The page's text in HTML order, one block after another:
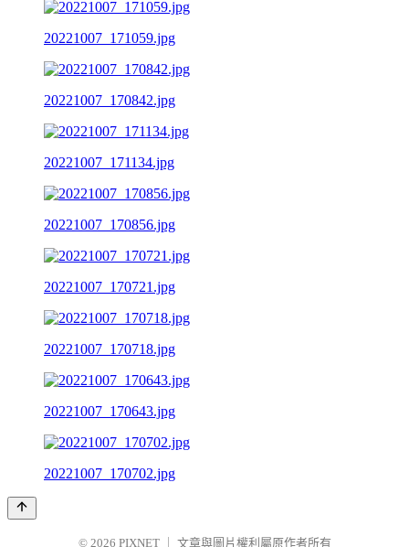
20221007_171059.jpg
20221007_170842.jpg
20221007_171134.jpg
20221007_170856.jpg
20221007_170721.jpg
20221007_170718.jpg
20221007_170643.jpg
20221007_170702.jpg
© 2026 PIXNET 文章與圖片權利屬原作者所有